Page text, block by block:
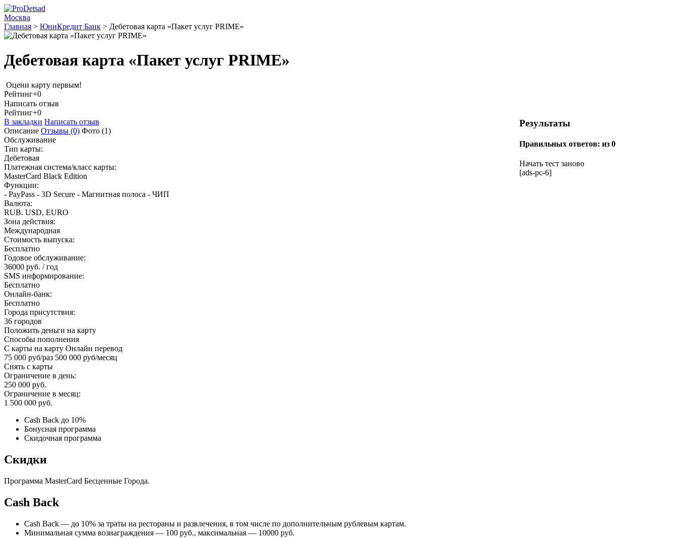
Москва
Главная > ЮниКредит Банк > Дебетовая карта «Пакет услуг PRIME»
Дебетовая карта «Пакет услуг PRIME»
Оцени карту первым!
Рейтинг+0
Написать отзыв
Результаты
Правильных ответов: из 0
Начать тест заново
[ads-pc-6]
Рейтинг+0
В закладки Написать отзыв
Описание Отзывы (0) Фото (1)
Обслуживание
Тип карты:
Дебетовая
Платежная система/класс карты:
MasterCard Вlack Edition
Функции:
- PayPass - 3D Secure - Магнитная полоса - ЧИП
Валюта:
RUB. USD, EURO
Зона действия:
Международная
Стоимость выпуска:
Бесплатно
Годовое обслуживание:
36000 руб. / год
SMS информирование:
Бесплатно
Онлайн-банк:
Бесплатно
Города присутствия:
36 городов
Положить деньги на карту
Способы пополнения
С карты на карту Онлайн перевод
75 000 руб/раз 500 000 руб/месяц
Снять с карты
Ограничение в день:
250 000 руб.
Ограничение в месяц:
1 500 000 руб.
Cash Back до 10%
Бонусная программа
Скидочная программа
Скидки
Программа MasterCard Бесценные Города.
Cash Back
Сash Back — до 10% за траты на рестораны и развлечения, в том числе по дополнительным рублевым картам.
Минимальная сумма вознаграждения — 100 руб., максимальная — 10000 руб.